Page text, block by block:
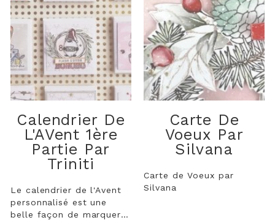
Calendrier De
L'AVent 1ère
Partie Par
Triniti
Le calendrier de l'Avent
personnalisé est une
belle façon de marquer
Carte De
Voeux Par
Silvana
Carte de Voeux par
Silvana